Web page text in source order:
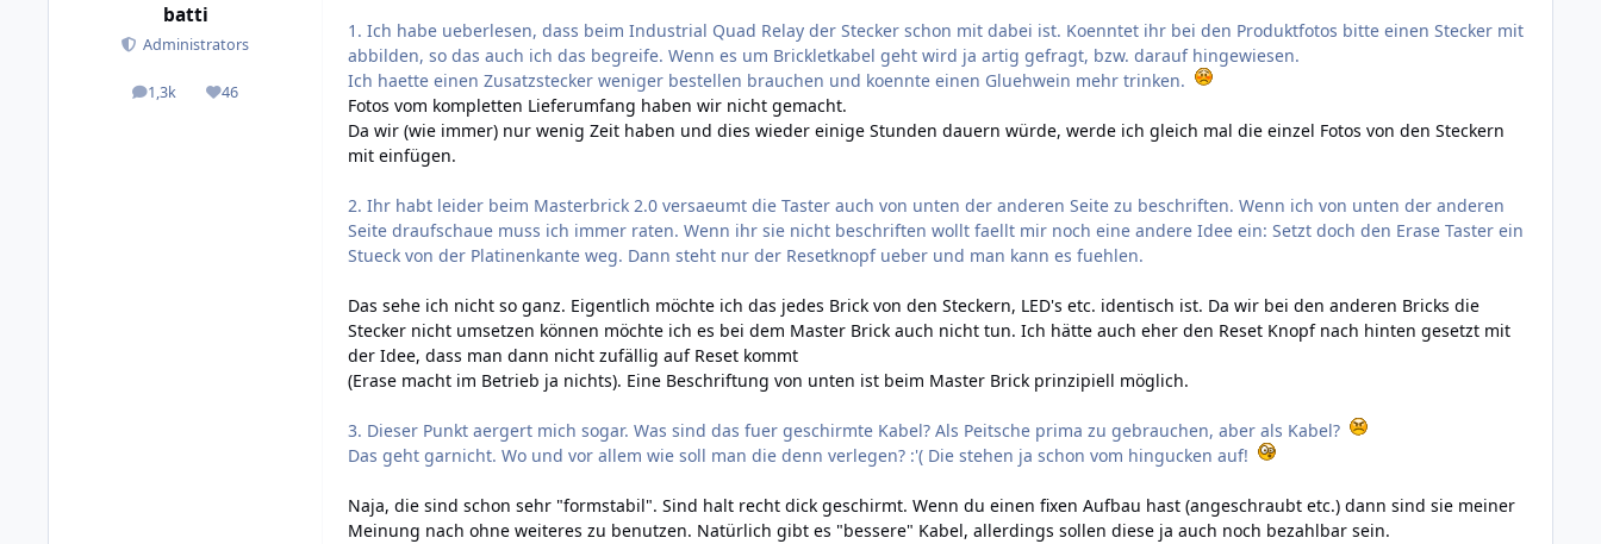
batti
Administrators
1,3k
posts 46
Reputation
1. Ich habe ueberlesen, dass beim Industrial Quad Relay der Stecker schon mit dabei ist. Koenntet ihr bei den Produktfotos bitte einen Stecker mit
abbilden, so das auch ich das begreife. Wenn es um Brickletkabel geht wird ja artig gefragt, bzw. darauf hingewiesen.
Ich haette einen Zusatzstecker weniger bestellen brauchen und koennte einen Gluehwein mehr trinken.
Fotos vom kompletten Lieferumfang haben wir nicht gemacht.
Da wir (wie immer) nur wenig Zeit haben und dies wieder einige Stunden dauern würde, werde ich gleich mal die einzel Fotos von den Steckern
mit einfügen.
2. Ihr habt leider beim Masterbrick 2.0 versaeumt die Taster auch von unten der anderen Seite zu beschriften. Wenn ich von unten der anderen
Seite draufschaue muss ich immer raten. Wenn ihr sie nicht beschriften wollt faellt mir noch eine andere Idee ein: Setzt doch den Erase Taster ein
Stueck von der Platinenkante weg. Dann steht nur der Resetknopf ueber und man kann es fuehlen.
Das sehe ich nicht so ganz. Eigentlich möchte ich das jedes Brick von den Steckern, LED's etc. identisch ist. Da wir bei den anderen Bricks die
Stecker nicht umsetzen können möchte ich es bei dem Master Brick auch nicht tun. Ich hätte auch eher den Reset Knopf nach hinten gesetzt mit
der Idee, dass man dann nicht zufällig auf Reset kommt
(Erase macht im Betrieb ja nichts). Eine Beschriftung von unten ist beim Master Brick prinzipiell möglich.
3. Dieser Punkt aergert mich sogar. Was sind das fuer geschirmte Kabel? Als Peitsche prima zu gebrauchen, aber als Kabel?
Das geht garnicht. Wo und vor allem wie soll man die denn verlegen? :'( Die stehen ja schon vom hingucken auf!
Naja, die sind schon sehr "formstabil". Sind halt recht dick geschirmt. Wenn du einen fixen Aufbau hast (angeschraubt etc.) dann sind sie meiner
Meinung nach ohne weiteres zu benutzen. Natürlich gibt es "bessere" Kabel, allerdings sollen diese ja auch noch bezahlbar sein.